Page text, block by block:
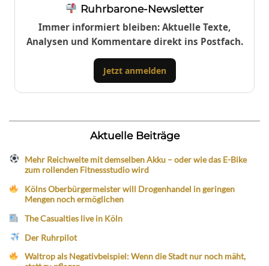
Ruhrbarone-Newsletter
Immer informiert bleiben: Aktuelle Texte,
Analysen und Kommentare direkt ins Postfach.
Jetzt anmelden
Aktuelle Beiträge
Mehr Reichweite mit demselben Akku – oder wie das E-Bike
zum rollenden Fitnessstudio wird
Kölns Oberbürgermeister will Drogenhandel in geringen
Mengen noch ermöglichen
The Casualties live in Köln
Der Ruhrpilot
Waltrop als Negativbeispiel: Wenn die Stadt nur noch mäht,